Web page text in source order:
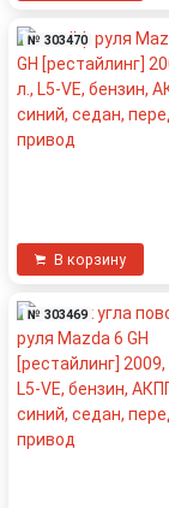
№ 303470
В корзину
№ 303469